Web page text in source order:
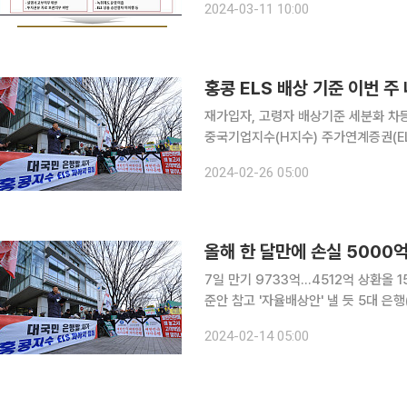
실이 단 한번도 없었던 검증된 상품입
2024-03-11 10:00
홍콩 ELS 배상 기준 이번
재가입자, 고령자 배상기준 세분화 차등화은행
중국기업지수(H지수) 주가연계증권
2024-02-26 05:00
올해 한 달만에 손실 5000
7일 만기 9733억…4512억 상환올
준안 참고 '자율배상안' 낼 듯 5대 은행(KB국민·신한·하나·우리·NH농협은행)이 판매한 홍콩항셍중
섰다. 피해 규모가 늘어나면서 금융당
2024-02-14 05:00